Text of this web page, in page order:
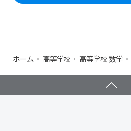
ホーム 高等学校 高等学校 数学